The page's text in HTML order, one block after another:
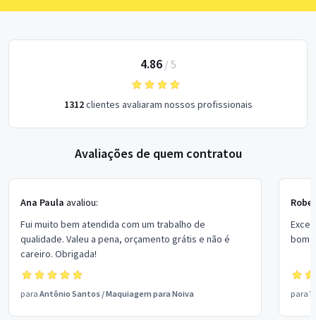
4.86/ 5
1312clientes avaliaram nossos profissionais
Avaliações de quem contratou
Ana Paula avaliou:
Fui muito bem atendida com um trabalho de
qualidade. Valeu a pena, orçamento grátis e não é
careiro. Obrigada!
para Antônio Santos /Maquiagem para Noiva
bom
para